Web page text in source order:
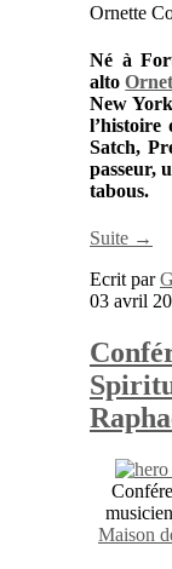
Ornette
Né à
alto
New York
l’histoire
Satch,
passeur,
tabous.
Suite →
Ecrit par
03 avril
Maison